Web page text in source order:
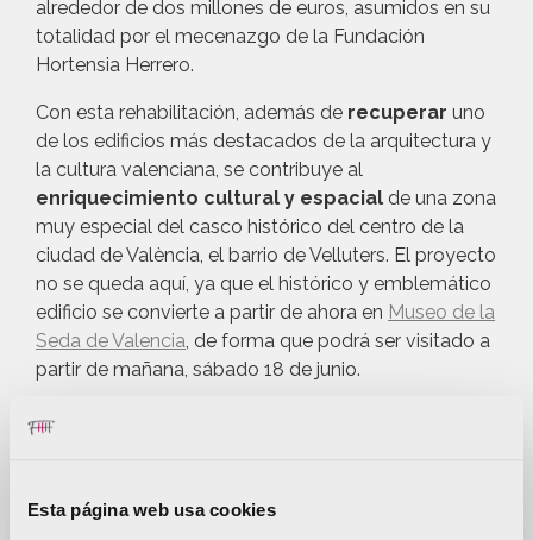
Esta página web usa cookies
alrededor de dos millones de euros, asumidos en su
totalidad por el mecenazgo de la Fundación
Hortensia Herrero.
Con esta rehabilitación, además de recuperar uno
de los edificios más destacados de la arquitectura y
la cultura valenciana, se contribuye al
enriquecimiento cultural y espacial de una zona
muy especial del casco histórico del centro de la
ciudad de València, el barrio de Velluters. El proyecto
no se queda aquí, ya que el histórico y emblemático
edificio se convierte a partir de ahora en Museo de la
Seda de Valencia, de forma que podrá ser visitado a
partir de mañana, sábado 18 de junio.
El Colegio del Arte Mayor de la Seda data del
murales y mosaicos, especialmente en este último